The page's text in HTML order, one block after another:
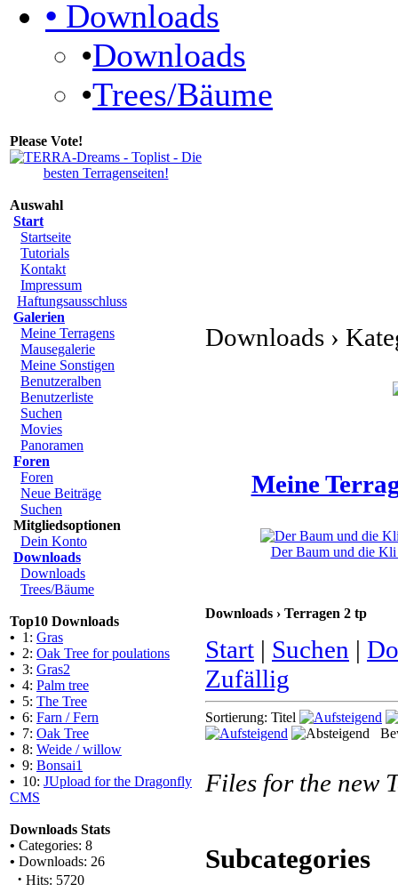
• Downloads
•Downloads
•Trees/Bäume
Please Vote!
Auswahl
Start
Startseite
Tutorials
Kontakt
Impressum
Haftungsausschluss
Galerien
Meine Terragens
Mausegalerie
Meine Sonstigen
Benutzeralben
Benutzerliste
Suchen
Movies
Panoramen
Foren
Foren
Neue Beiträge
Suchen
Mitgliedsoptionen
Dein Konto
Downloads
Downloads
Trees/Bäume
Top10 Downloads
• 1: Gras
• 2: Oak Tree for poulations
• 3: Gras2
• 4: Palm tree
• 5: The Tree
• 6: Farn / Fern
• 7: Oak Tree
• 8: Weide / willow
• 9: Bonsai1
• 10: JUpload for the Dragonfly
CMS
Downloads Stats
• Categories: 8
• Downloads: 26
· Hits: 5720
Downloads ›
Meine
Der Baum und die Kli
Downloads › Terragen 2 tp
Start | Suchen |
Zufällig
Sortierung: Titel
Files for the new
Subcategories